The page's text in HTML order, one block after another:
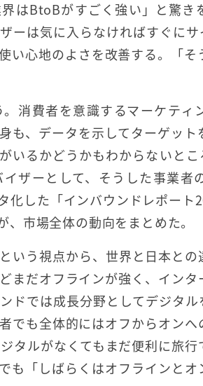
はBtoBがすごく強い」と驚き
ーは気に入らなければすぐに
い心地のよさを改善する。「
消費者を意識するマーケティ
も、データを示してターゲッ
いるかどうかもわからないと
ザーとして、そうした事業者
化した「インバウンドレポート
市場全体の動向をまとめた。
いう視点から、世界と日本と
まだオフラインが強く、イン
ドでは成長分野としてデジタ
でも全体的にはオフからオン
タルがなくてもまだ便利に旅
も「しばらくはオフラインと